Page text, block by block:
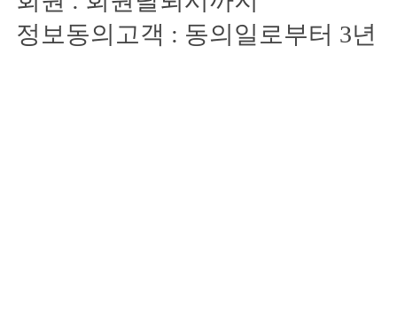
정보동의고객 : 동의일로부터 3년